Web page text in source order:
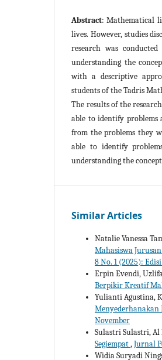
Abstract: Mathematical
lives. However, studies
research was
understanding the
with a descriptive
students of the Tadris
The results of the
able to identify problems
from the problems they
able to identify
understanding the
Similar Articles
Natalie Vanessa
Mahasiswa
8 No. 1 (2025):
Erpin Evendi,
Berpikir Kreatif
Yulianti Agustina,
November
Sulastri Sulastri, Al
Segiempat,Jurnal
Widia Suryadi